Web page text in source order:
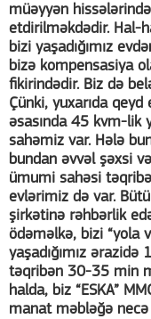
müəyyən
etdirilməkdədir. Hal-
bizi yaşadığımız
bizə kompensasiya
fikirindədir. Biz də
Çünki, yuxarıda
əsasında 45 kvm-lik
sahəmiz var. Hələ
bundan əvvəl şəxsi
ümumi sahəsi
evlərimiz də var.
şirkətinə rəhbərlik
ödəməlkə, bizi “yola
yaşadığımız
təqribən 30-35 min
halda, biz “ESKA”
manat məbləğə